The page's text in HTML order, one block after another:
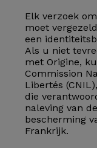
Elk verzoek
moet
een
Als u niet
met Origine,
Commission
Libertés
die
naleving van
bescherming
Frankrijk.